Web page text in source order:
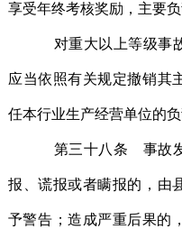
享受年终考核奖励，主要
对重大以上等级事故
应当依照有关规定撤销其
任本行业生产经营单位的负
第三十八条 事故发生
报、谎报或者瞒报的，由
予警告；造成严重后果的